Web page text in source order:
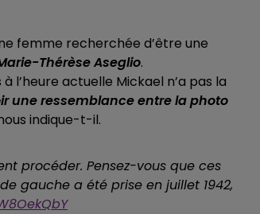
femme recherchée d’être une
Thérèse Aseglio.
l’heure actuelle Mickael n’a pas la
une ressemblance entre la photo
indique-t-il.
procéder. Pensez-vous que ces
gauche a été prise en juillet 1942,